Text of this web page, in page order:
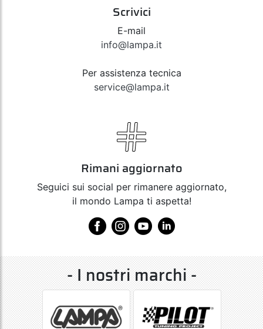
Scrivici
E-mail
info@lampa.it
Per assistenza tecnica
service@lampa.it
Rimani aggiornato
Seguici sui social per rimanere aggiornato,
il mondo Lampa ti aspetta!
- I nostri marchi -